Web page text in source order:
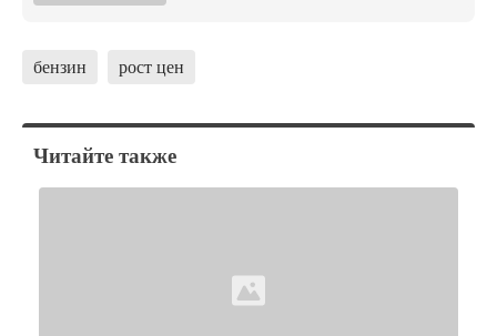
бензин рост цен
Читайте также